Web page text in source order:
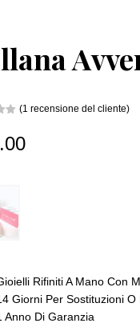
(1 recensione del cliente)
Rifiniti A Mano Con
Giorni Per Sostituzioni O
Anno Di Garanzia